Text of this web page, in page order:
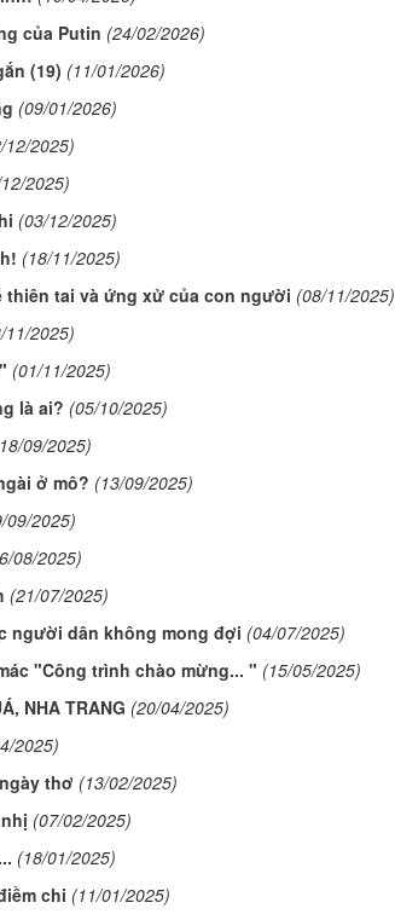
của Putin (24/02/2026)
(19) (11/01/2026)
(09/01/2026)
12/2025)
2025)
(03/12/2025)
(18/11/2025)
thiên tai và ứng xử của con người (08/11/2025)
11/2025)
(01/11/2025)
là ai? (05/10/2025)
09/2025)
ở mô? (13/09/2025)
09/2025)
08/2025)
(21/07/2025)
người dân không mong đợi (04/07/2025)
"Công trình chào mừng... " (15/05/2025)
NHA TRANG (20/04/2025)
2025)
thơ (13/02/2025)
(07/02/2025)
(18/01/2025)
chi (11/01/2025)